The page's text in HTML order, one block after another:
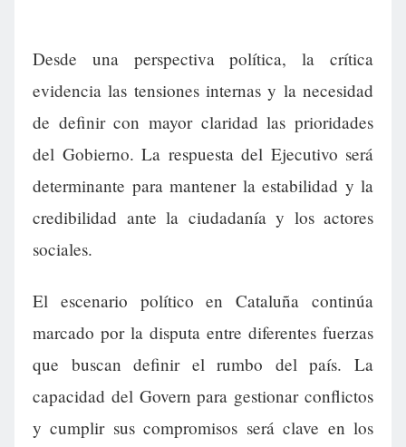
Desde una perspectiva política, la crítica
evidencia las tensiones internas y la necesidad
de definir con mayor claridad las prioridades
del Gobierno. La respuesta del Ejecutivo será
determinante para mantener la estabilidad y la
credibilidad ante la ciudadanía y los actores
sociales.
El escenario político en Cataluña continúa
marcado por la disputa entre diferentes fuerzas
que buscan definir el rumbo del país. La
capacidad del Govern para gestionar conflictos
y cumplir sus compromisos será clave en los